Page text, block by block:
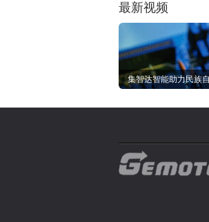
最新视频
集智达智能助力民族